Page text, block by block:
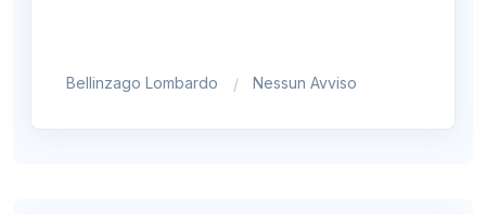
Bellinzago Lombardo Nessun Avviso